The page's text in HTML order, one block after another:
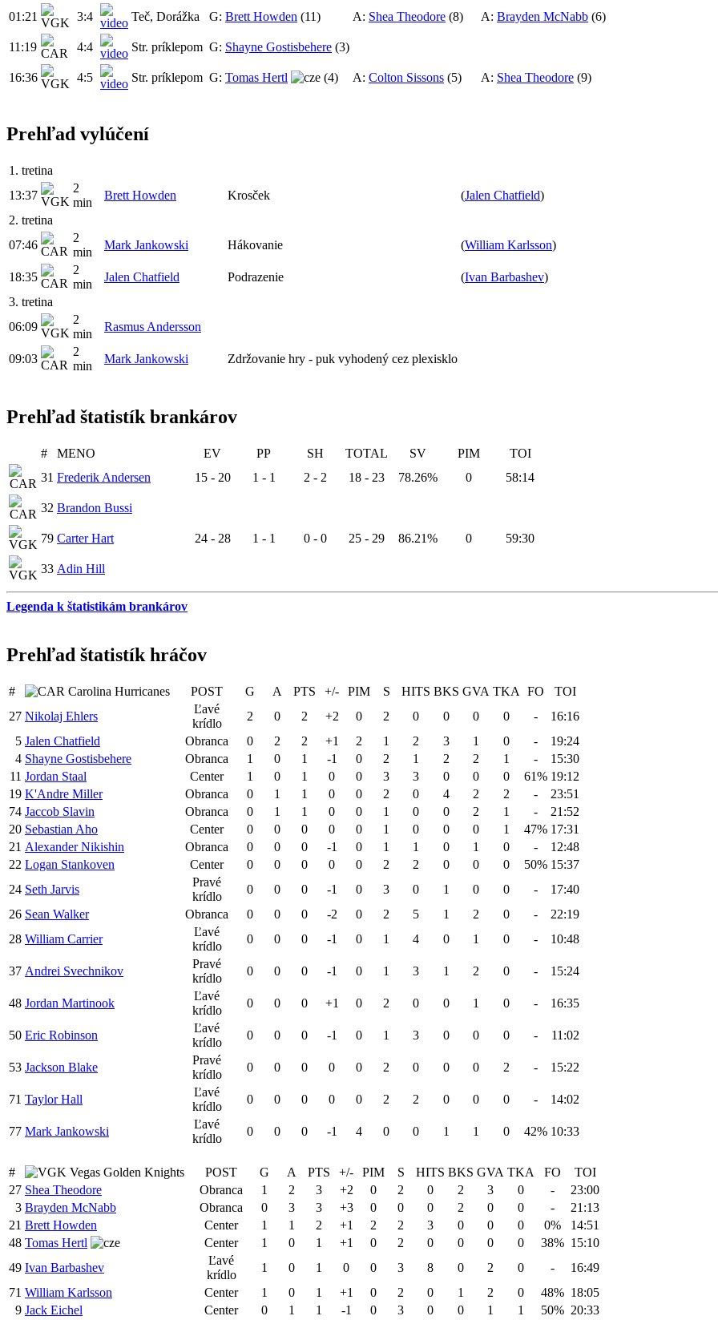
01:21
3:4 Teč, Dorážka G: Brett Howden (11) A: Shea Theodore (8) A: Brayden McNabb (6)
11:19 4:4 Str. príklepom G: Shayne Gostisbehere (3)
16:36 4:5 Str. príklepom G: Tomas Hertl (4) A: Colton Sissons (5) A: Shea Theodore (9)
Prehľad vylúčení
1. tretina
13:37
2
min
Brett Howden Krosček (Jalen Chatfield)
2. tretina
07:46
2
min
Mark Jankowski Hákovanie (William Karlsson)
18:35
2
min
Jalen Chatfield Podrazenie (Ivan Barbashev)
3. tretina
06:09
2
min
Rasmus Andersson
09:03
2
min
Mark Jankowski Zdržovanie hry - puk vyhodený cez plexisklo
Prehľad štatistík brankárov
# MENO EV PP SH TOTAL SV PIM
TOI
31 Frederik Andersen 15 - 20 1 - 1 2 - 2 18 - 23 78.26% 0 58:14
32 Brandon Bussi
79 Carter Hart 24 - 28 1 - 1 0 - 0 25 - 29 86.21% 0 59:30
33 Adin Hill
Legenda k štatistikám brankárov
Prehľad štatistík hráčov
# Carolina Hurricanes POST G A PTS +/- PIM S HITS BKS GVA TKA FO
TOI
27 Nikolaj Ehlers
Ľavé
krídlo
2 0 2 +2 0 2 0 0 0 0 -
16:16
5 Jalen Chatfield Obranca 0 2 2 +1 2 1 2 3 1 0 -
19:24
4 Shayne Gostisbehere Obranca 1 0 1 -1 0 2 1 2 2 1 -
15:30
11 Jordan Staal Center 1 0 1 0 0 3 3 0 0 0 61% 19:12
19 K'Andre Miller Obranca 0 1 1 0 0 2 0 4 2 2 -
23:51
74 Jaccob Slavin Obranca 0 1 1 0 0 1 0 0 2 1 -
21:52
20 Sebastian Aho Center 0 0 0 0 0 1 0 0 0 1 47% 17:31
21 Alexander Nikishin Obranca 0 0 0 -1 0 1 1 0 1 0 -
12:48
22 Logan Stankoven Center 0 0 0 0 0 2 2 0 0 0 50% 15:37
24 Seth Jarvis
Pravé
krídlo
0 0 0 -1 0 3 0 1 0 0 -
17:40
26 Sean Walker Obranca 0 0 0 -2 0 2 5 1 2 0 -
22:19
28 William Carrier
Ľavé
krídlo
0 0 0 -1 0 1 4 0 1 0 - 10:48
37 Andrei Svechnikov
Pravé
krídlo
0 0 0 -1 0 1 3 1 2 0 - 15:24
48 Jordan Martinook
Ľavé
krídlo
0 0 0 +1 0 2 0 0 1 0 - 16:35
50 Eric Robinson
Ľavé
krídlo
0 0 0 -1 0 1 3 0 0 0 - 11:02
53 Jackson Blake
Pravé
krídlo
0 0 0 0 0 2 0 0 0 2 - 15:22
71 Taylor Hall
Ľavé
krídlo
0 0 0 0 0 2 2 0 0 0 - 14:02
77 Mark Jankowski
Ľavé
krídlo
0 0 0 -1 4 0 0 1 1 0 42% 10:33
# Vegas Golden Knights POST G A PTS +/- PIM S HITS BKS GVA TKA FO
TOI
27 Shea Theodore Obranca 1 2 3 +2 0 2 0 2 3 0 -
23:00
3 Brayden McNabb Obranca 0 3 3 +3 0 0 0 2 0 0 -
21:13
21 Brett Howden Center 1 1 2 +1 2 2 3 0 0 0 0%
14:51
48 Tomas Hertl Center 1 0 1 +1 0 2 0 0 0 0 38% 15:10
49 Ivan Barbashev
Ľavé
krídlo
1 0 1 0 0 3 8 0 2 0 -
16:49
71 William Karlsson Center 1 0 1 +1 0 2 0 1 2 0 48% 18:05
9 Jack Eichel Center 0 1 1 -1 0 3 0 0 1 1 50% 20:33